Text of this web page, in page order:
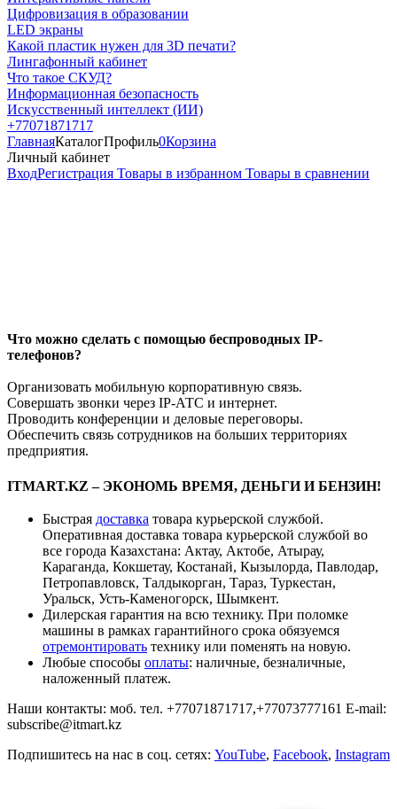
Что можно сделать с помощью беспроводных IP-
телефонов?
Организовать мобильную корпоративную связь.
Совершать звонки через IP-АТС и интернет.
Проводить конференции и деловые переговоры.
Обеспечить связь сотрудников на больших территориях
предприятия.
ITMART.KZ – ЭКОНОМЬ ВРЕМЯ, ДЕНЬГИ И БЕНЗИН!
Быстрая доставка товара курьерской службой.
Оперативная доставка товара курьерской службой во
все города Казахстана: Актау, Актобе, Атырау,
Караганда, Кокшетау, Костанай, Кызылорда, Павлодар,
Петропавловск, Талдыкорган, Тараз, Туркестан,
Уральск, Усть-Каменогорск, Шымкент.
Дилерская гарантия на всю технику. При поломке
машины в рамках гарантийного срока обязуемся
отремонтировать технику или поменять на новую.
Любые способы оплаты: наличные, безналичные,
наложенный платеж.
Наши контакты: моб. тел. +77071871717,+77073777161 E-mail:
subscribe@itmart.kz
Подпишитесь на нас в соц. сетях: YouTube, Facebook, Instagram
Цифровизация в образовании
LED экраны
Какой пластик нужен для 3D печати?
Лингафонный кабинет
Что такое СКУД?
Информационная безопасность
Искусственный интеллект (ИИ)
+77071871717
ГлавнаяКаталогПрофиль0Корзина
Личный кабинет
ВходРегистрация Товары в избранном Товары в сравнении